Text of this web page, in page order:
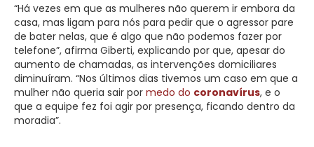
“Há vezes em que as mulheres não querem ir embora da
casa, mas ligam para nós para pedir que o agressor pare
de bater nelas, que é algo que não podemos fazer por
telefone”, afirma Giberti, explicando por que, apesar do
aumento de chamadas, as intervenções domiciliares
diminuíram. “Nos últimos dias tivemos um caso em que a
mulher não queria sair por medo do coronavírus, e o
que a equipe fez foi agir por presença, ficando dentro da
moradia”.